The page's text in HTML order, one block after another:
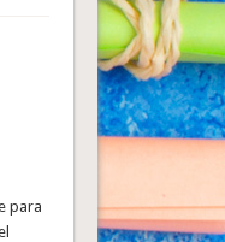
para